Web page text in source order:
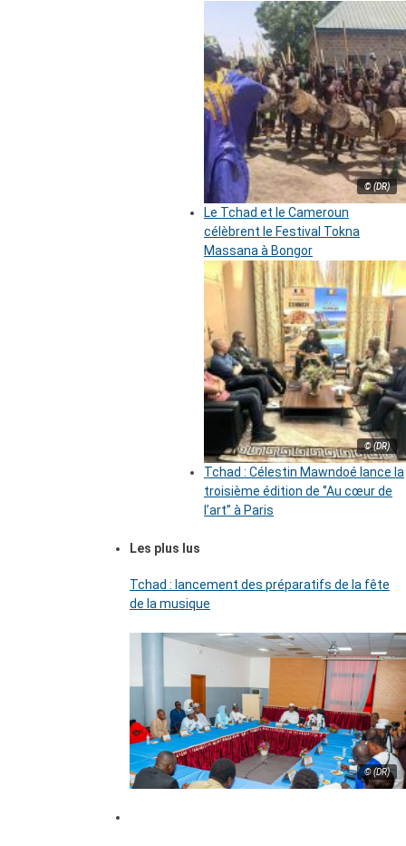
© (DR)
Le Tchad et le Cameroun
célèbrent le Festival Tokna
Massana à Bongor
© (DR)
Tchad : Célestin Mawndoé lance la
troisième édition de ‘’Au cœur de
l’art’’ à Paris
Les plus lus
Tchad : lancement des préparatifs de la fête
de la musique
© (DR)